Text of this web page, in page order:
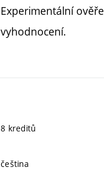
Experimentální
vyhodnocení.
8 kreditů
čeština